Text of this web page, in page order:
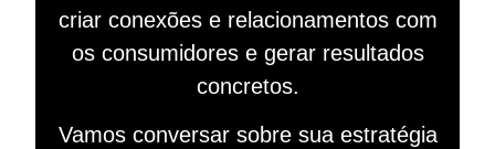
criar conexões e relacionamentos com
os consumidores e gerar resultados
concretos.
Vamos conversar sobre sua estratégia